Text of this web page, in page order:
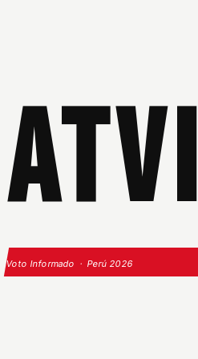
ATVI
Voto Informado · Perú 2026